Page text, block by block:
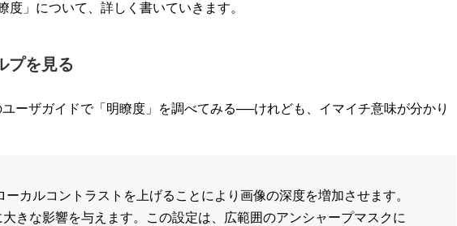
度」について、詳しく書いていきます。
プを見る
ユーザガイドで「明瞭度」を調べてみる──けれども、イマイチ意味が分かり
ーカルコントラストを上げることにより画像の深度を増加させます。
きな影響を与えます。この設定は、広範囲のアンシャープマスクに